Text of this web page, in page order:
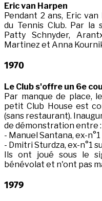
Eric van Harpen
Pendant 2 ans, Eric
du Tennis Club. Par la
Patty Schnyder,
Martinez et Anna
1970
Le Club s'offre un 6e
Par manque de place,
petit Club House est
(sans restaurant).
de démonstration entre :
- Manuel Santana, ex-
- Dmitri Sturdza, ex-n°1
Ils ont joué sous le
bénévolat et n'ont pas
1979